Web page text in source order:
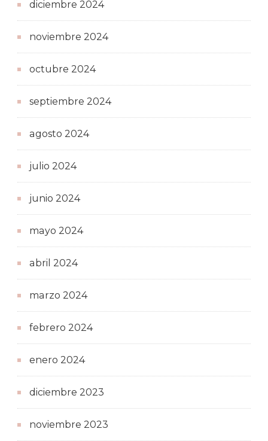
diciembre 2024
noviembre 2024
octubre 2024
septiembre 2024
agosto 2024
julio 2024
junio 2024
mayo 2024
abril 2024
marzo 2024
febrero 2024
enero 2024
diciembre 2023
noviembre 2023